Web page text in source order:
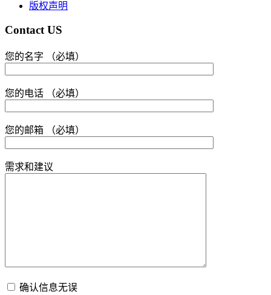
版权声明
Contact US
您的名字 （必填）
您的电话 （必填）
您的邮箱 （必填）
需求和建议
确认信息无误